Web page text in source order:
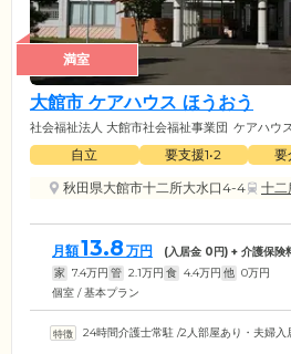
満室
大館市 ケアハウス ほうおう
社会福祉法人 大館市社会福祉事業団 ケアハウ
自立 要支援1•2 要
秋田県大館市十二所大水口4-4
十二
月額13.8 万円 (入居金 0円) + 介護保険
家 7.4万円 管 2.1万円 食 4.4万円 他 0万円
個室 / 基本プラン
24時間介護士常駐 /2人部屋あり・夫婦入